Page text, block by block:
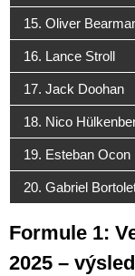
15. Oliver
16. Lance Stroll
17. Jack Doohan
18. Nico
19. Esteban Ocon
20. Gabriel
Formule 1:
2025 –